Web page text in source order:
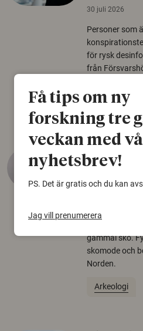
30 juli 2026
Personer som
för rysk
från
Det som
gammal sko.
skomode och
Norden.
Arkeologi
Få tips om ny
forskning tre
veckan med
nyhetsbrev!
PS. Det är gratis och du kan
Jag vill prenumerera